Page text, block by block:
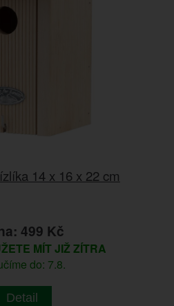
14 x 16 x 22 cm
499 Kč
MÍT JIŽ ZÍTRA
do: 7.8.
Detail